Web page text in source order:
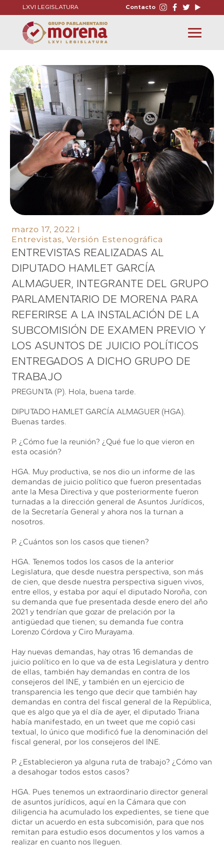
LXVI LEGISLATURA Contacto
Toggle
navigation
marzo 17, 2022
Entrevistas,Versión Estenográfica
ENTREVISTAS REALIZADAS AL
DIPUTADO HAMLET GARCÍA
ALMAGUER, INTEGRANTE DEL GRUPO
PARLAMENTARIO DE MORENA PARA
REFERIRSE A LA INSTALACIÓN DE LA
SUBCOMISIÓN DE EXAMEN PREVIO Y
LOS ASUNTOS DE JUICIO POLÍTICOS
ENTREGADOS A DICHO GRUPO DE
TRABAJO
PREGUNTA (P). Hola, buena tarde.
DIPUTADO HAMLET GARCÍA ALMAGUER (HGA).
Buenas tardes.
P. ¿Cómo fue la reunión? ¿Qué fue lo que vieron en
esta ocasión?
HGA. Muy productiva, se nos dio un informe de las
demandas de juicio político que fueron presentadas
ante la Mesa Directiva y que posteriormente fueron
turnadas a la dirección general de Asuntos Jurídicos,
de la Secretaría General y ahora nos la turnan a
nosotros.
P. ¿Cuántos son los casos que tienen?
HGA. Tenemos todos los casos de la anterior
Legislatura, que desde nuestra perspectiva, son más
de cien, que desde nuestra perspectiva siguen vivos,
entre ellos, y estaba por aquí el diputado Noroña, con
su demanda que fue presentada desde enero del año
2021 y tendrían que gozar de prelación por la
antigüedad que tienen; su demanda fue contra
Lorenzo Córdova y Ciro Murayama.
Hay nuevas demandas, hay otras 16 demandas de
juicio político en lo que va de esta Legislatura y dentro
de ellas, también hay demandas en contra de los
consejeros del INE, y también en un ejercicio de
transparencia les tengo que decir que también hay
demandas en contra del fiscal general de la República,
que es algo que ya el día de ayer, el diputado Triana
había manifestado, en un tweet que me copió casi
textual, lo único que modificó fue la denominación del
fiscal general, por los consejeros del INE.
P. ¿Establecieron ya alguna ruta de trabajo? ¿Cómo van
a desahogar todos estos casos?
HGA. Pues tenemos un extraordinario director general
de asuntos jurídicos, aquí en la Cámara que con
diligencia ha acumulado los expedientes, se tiene que
dictar un acuerdo en esta subcomisión, para que nos
remitan para estudio esos documentos y los vamos a
realizar en cuanto nos lleguen.